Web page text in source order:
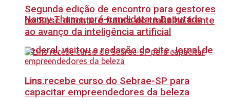
Nancy Thame, pré-candidata a Deputada
Federal, visitou a redação do site Jornal de
Lins.
Segunda edição de encontro para gestores
no Sesc discute o futuro do trabalho frente
ao avanço da inteligência artificial
Lins recebe curso do Sebrae-SP para
capacitar empreendedores da beleza